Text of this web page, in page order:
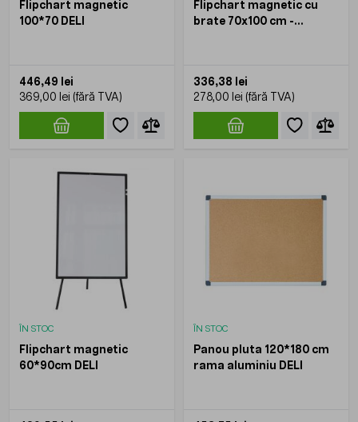
Flipchart magnetic
100*70 DELI
446,49 lei
369,00 lei
Flipchart magnetic cu
brate 70x100 cm -
336,38 lei
278,00 lei
ÎN STOC
Flipchart magnetic
60*90cm DELI
ÎN STOC
Panou pluta 120*180 cm
rama aluminiu DELI